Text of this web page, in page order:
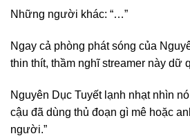
Những người khác: “…”
Ngay cả phòng phát sóng của
thin thít, thầm nghĩ streamer này dữ
Nguyên Dục Tuyết lạnh nhạt nhìn
cậu đã dùng thủ đoạn gì mê hoặc
người.”